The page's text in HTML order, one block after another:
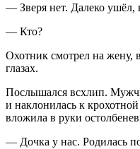
— Зверя нет. Далеко ушёл,
— Кто?
Охотник смотрел на жену,
глазах.
Послышался всхлип.
и наклонилась к
вложила в руки
— Дочка у нас. Родилась